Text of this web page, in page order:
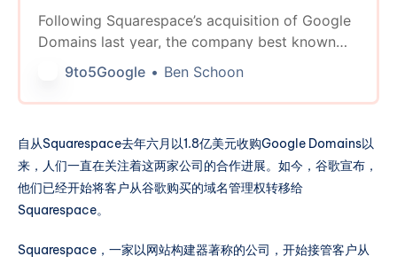
Following Squarespace’s acquisition of Google
Domains last year, the company best known
for its website builder is starting to take…
9to5Google Ben Schoon
自从Squarespace去年六月以1.8亿美元收购Google Domains以
来，人们一直在关注着这两家公司的合作进展。如今，谷歌宣布，
他们已经开始将客户从谷歌购买的域名管理权转移给
Squarespace。
Squarespace，一家以网站构建器著称的公司，开始接管客户从